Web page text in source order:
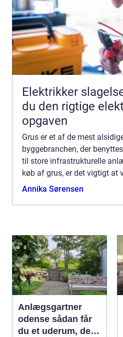
Elektrikker slagelse sådan
du den rigtige
opgaven
Grus er et af de mest
byggebranchen, der
til store infrastrukturelle
køb af grus, er det vigtigt at
som kan imø...
Annika Sørensen
Anlægsgartner
odense sådan får
du et uderum, der